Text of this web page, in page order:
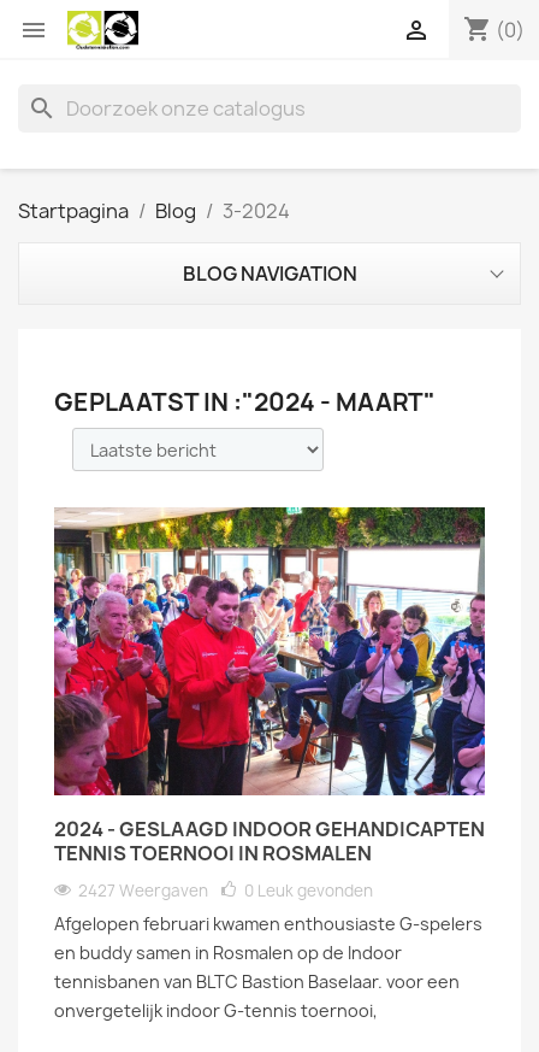
 shopping_cart (0)

search
Startpagina Blog 3-2024
BLOG NAVIGATION
GEPLAATST IN :"2024 - MAART"
2024 - GESLAAGD INDOOR GEHANDICAPTEN
TENNIS TOERNOOI IN ROSMALEN
2427 Weergaven 0 Leuk gevonden
Afgelopen februari kwamen enthousiaste G-spelers
en buddy samen in Rosmalen op de Indoor
tennisbanen van BLTC Bastion Baselaar. voor een
onvergetelijk indoor G-tennis toernooi,